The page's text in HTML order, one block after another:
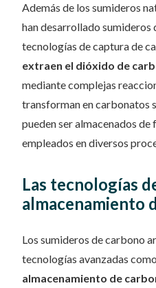
Además de los sumideros
han desarrollado
tecnologías de captura de
extraen el dióxido de
mediante complejas
transforman en carbonatos
pueden ser almacenados
empleados en diversos
Las tecnologías
almacenamiento
Los sumideros de carbono
tecnologías avanzadas
almacenamiento de